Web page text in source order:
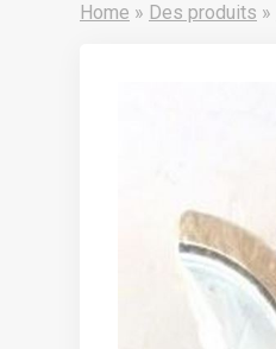
Home » Des produits »